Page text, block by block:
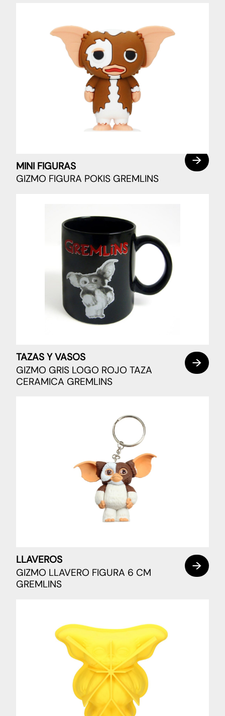
MINI FIGURAS
GIZMO FIGURA POKIS GREMLINS
TAZAS Y VASOS
GIZMO GRIS LOGO ROJO TAZA
CERAMICA GREMLINS
LLAVEROS
GIZMO LLAVERO FIGURA 6 CM
GREMLINS